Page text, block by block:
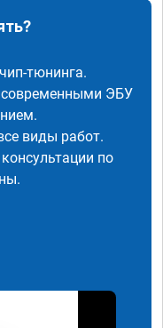
тюнинга.
современными ЭБУ
виды работ.
по